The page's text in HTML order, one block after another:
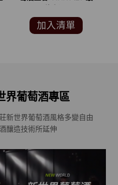
加入清單
界葡萄酒專區
新世界葡萄酒風格多變自由
釀造技術所延伸